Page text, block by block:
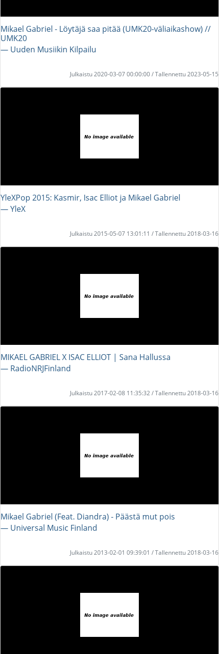
Mikael Gabriel - Löytäjä saa pitää (UMK20-väliaikashow) //
UMK20
― Uuden Musiikin Kilpailu
Julkaistu 2020-03-07 00:00:00 / Tallennettu 2023-05-15
YleXPop 2015: Kasmir, Isac Elliot ja Mikael Gabriel
― YleX
Julkaistu 2015-05-07 13:01:11 / Tallennettu 2018-03-16
MIKAEL GABRIEL X ISAC ELLIOT | Sana Hallussa
― RadioNRJFinland
Julkaistu 2017-02-08 11:35:32 / Tallennettu 2018-03-16
Mikael Gabriel (Feat. Diandra) - Päästä mut pois
― Universal Music Finland
Julkaistu 2013-02-01 09:39:01 / Tallennettu 2018-03-16